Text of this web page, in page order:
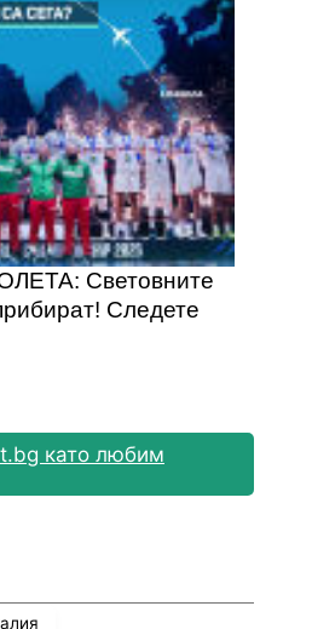
Световните
Следете
като любим